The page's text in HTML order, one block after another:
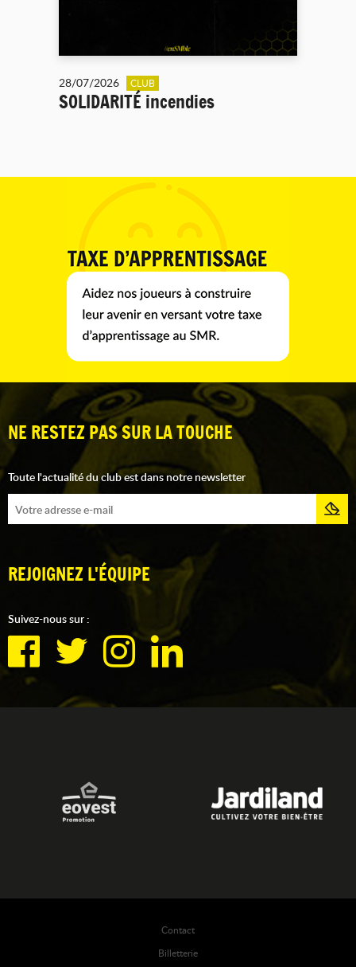
28/07/2026 CLUB
SOLIDARITÉ incendies
NE RESTEZ PAS SUR LA TOUCHE
Toute l'actualité du club est dans notre newsletter
REJOIGNEZ L'ÉQUIPE
Suivez-nous sur :
Contact
Billetterie